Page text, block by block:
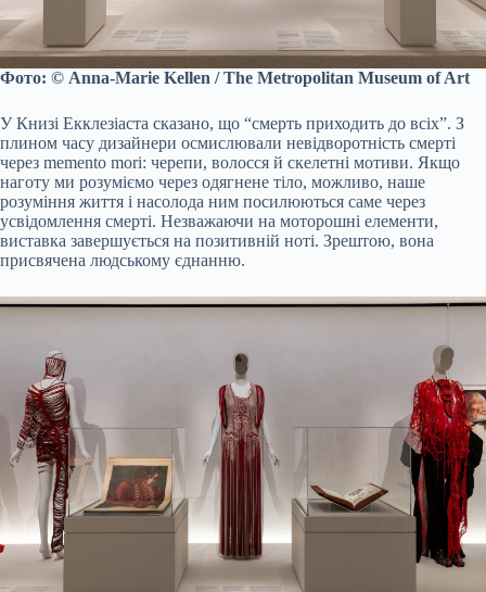
Фото: © Anna-Marie Kellen / The Metropolitan Museum of Art
У Книзі Екклезіаста сказано, що “смерть приходить до всіх”. З
плином часу дизайнери осмислювали невідворотність смерті
через memento mori: черепи, волосся й скелетні мотиви. Якщо
наготу ми розуміємо через одягнене тіло, можливо, наше
розуміння життя і насолода ним посилюються саме через
усвідомлення смерті. Незважаючи на моторошні елементи,
виставка завершується на позитивній ноті. Зрештою, вона
присвячена людському єднанню.